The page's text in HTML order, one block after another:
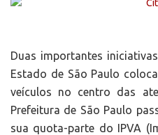
Duas importantes
Estado de São Paulo
veículos no centro das
Prefeitura de São Paulo
sua quota-parte do IPVA